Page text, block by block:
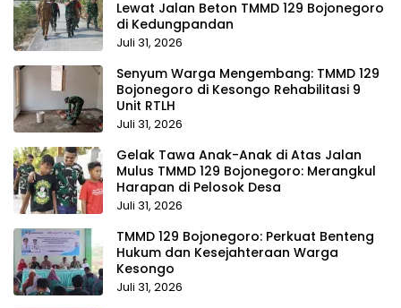
Lewat Jalan Beton TMMD 129 Bojonegoro
di Kedungpandan
Juli 31, 2026
Senyum Warga Mengembang: TMMD 129
Bojonegoro di Kesongo Rehabilitasi 9
Unit RTLH
Juli 31, 2026
Gelak Tawa Anak-Anak di Atas Jalan
Mulus TMMD 129 Bojonegoro: Merangkul
Harapan di Pelosok Desa
Juli 31, 2026
TMMD 129 Bojonegoro: Perkuat Benteng
Hukum dan Kesejahteraan Warga
Kesongo
Juli 31, 2026